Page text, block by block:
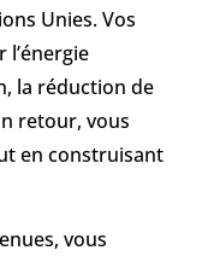
Unies. Vos
la réduction de
retour, vous
en construisant
vous